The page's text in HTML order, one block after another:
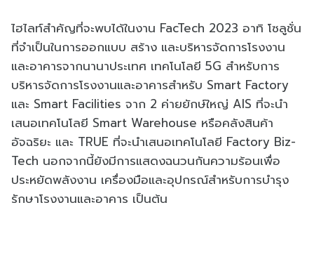
ไฮไลท์สำคัญที่จะพบได้ในงาน FacTech 2023 อาทิ โซลูชั่น
ที่จำเป็นในการออกแบบ สร้าง และบริหารจัดการโรงงาน
และอาคารจากนานาประเทศ เทคโนโลยี 5G สำหรับการ
บริหารจัดการโรงงานและอาคารสำหรับ Smart Factory
และ Smart Facilities จาก 2 ค่ายยักษ์ใหญ่ AIS ที่จะนำ
เสนอเทคโนโลยี Smart Warehouse หรือคลังสินค้า
อัจฉริยะ และ TRUE ที่จะนำเสนอเทคโนโลยี Factory Biz-
Tech นอกจากนี้ยังมีการแสดงฉนวนกันความร้อนเพื่อ
ประหยัดพลังงาน เครื่องมือและอุปกรณ์สำหรับการบำรุง
รักษาโรงงานและอาคาร เป็นต้น